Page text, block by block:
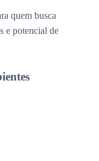
quem busca
e potencial de